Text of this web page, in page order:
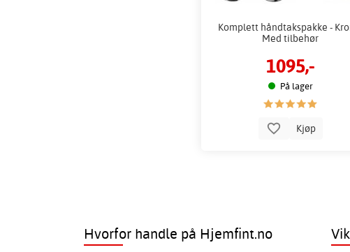
Komplett håndtakspakke -
Med tilbehør
1095,-
På lager
Kjøp
Hvorfor handle på Hjemfint.no